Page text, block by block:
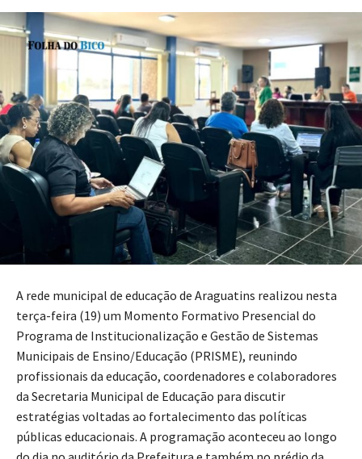
A rede municipal de educação de Araguatins realizou nesta
terça-feira (19) um Momento Formativo Presencial do
Programa de Institucionalização e Gestão de Sistemas
Municipais de Ensino/Educação (PRISME), reunindo
profissionais da educação, coordenadores e colaboradores
da Secretaria Municipal de Educação para discutir
estratégias voltadas ao fortalecimento das políticas
públicas educacionais. A programação aconteceu ao longo